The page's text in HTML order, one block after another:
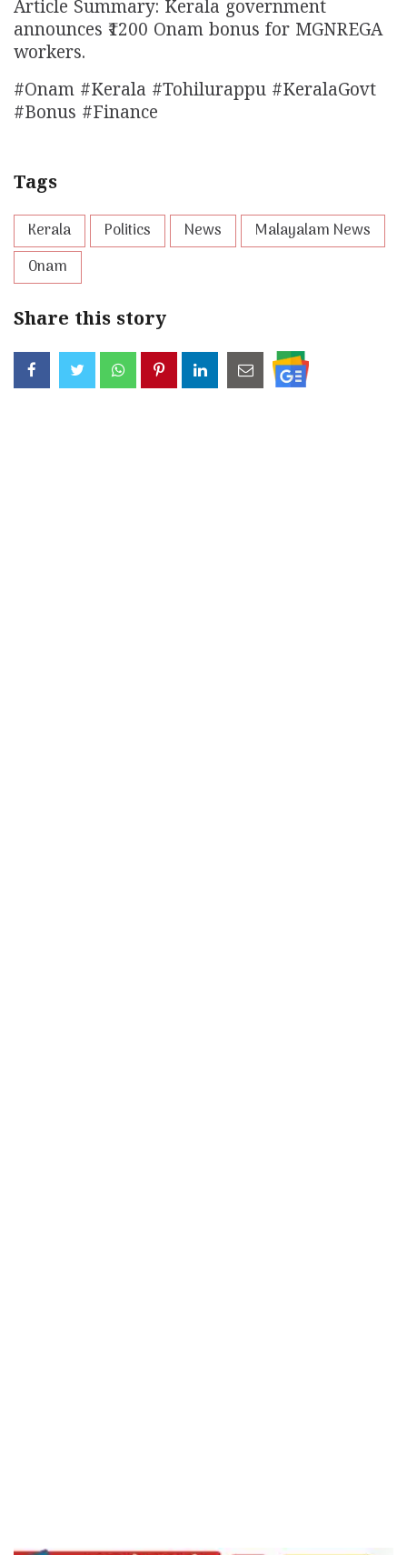
Article Summary: Kerala government
announces ₹1200 Onam bonus for MGNREGA
workers.
#Onam #Kerala #Tohilurappu #KeralaGovt
#Bonus #Finance
Tags
Kerala Politics News
Malayalam News
Onam
Share this story